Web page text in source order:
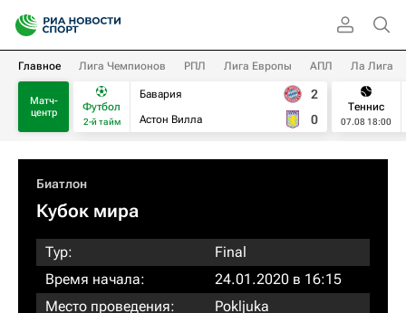
Главное Лига Чемпионов РПЛ Лига Европы АПЛ Ла Лига
Матч-
центр
Футбол
2-й тайм
Бавария
Астон Вилла
2
0
Теннис
07.08 18:00
Биатлон
Кубок мира
Тур:
Final
Время начала:
24.01.2020 в 16:15
Место проведения:
Pokljuka